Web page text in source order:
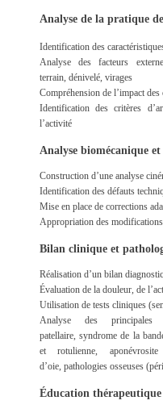
Analyse de la pratique
Identification des
Analyse des facteurs
terrain, dénivelé, virages
Compréhension de l’impact des
Identification des critères
l’activité
Analyse biomécanique
Construction d’une analyse
Identification des défauts
Mise en place de corrections
Appropriation des
Bilan clinique et
Réalisation d’un bilan
Évaluation de la douleur, de
Utilisation de tests cliniques
Analyse des
patellaire, syndrome de la
et rotulienne,
d’oie, pathologies osseuses
Éducation